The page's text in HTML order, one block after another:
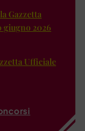
Gazzetta
giugno 2026
Ufficiale